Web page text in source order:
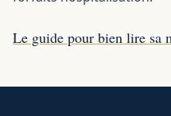
Le guide pour bien lire sa